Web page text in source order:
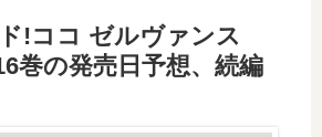
!ココ ゼルヴァンス
巻の発売日予想、続編